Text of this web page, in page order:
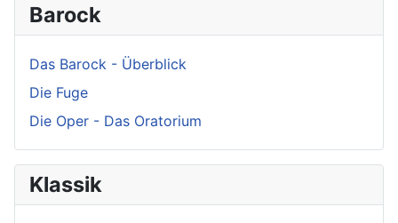
Barock
Das Barock - Überblick
Die Fuge
Die Oper - Das Oratorium
Klassik